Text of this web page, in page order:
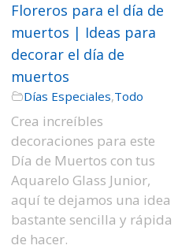
Floreros para el día de
muertos | Ideas para
decorar el día de
muertos
Días Especiales,Todo
Crea increíbles
decoraciones para este
Día de Muertos con tus
Aquarelo Glass Junior,
aquí te dejamos una idea
bastante sencilla y rápida
de hacer.